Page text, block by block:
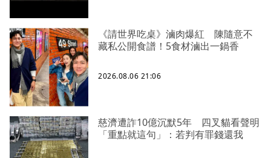
《請世界吃桌》滷肉爆紅 陳隨意不
藏私公開食譜！5食材滷出一鍋香
2026.08.06 21:06
慈濟遭詐10億沉默5年 四叉貓看聲明
「重點就這句」：若判有罪錢還我